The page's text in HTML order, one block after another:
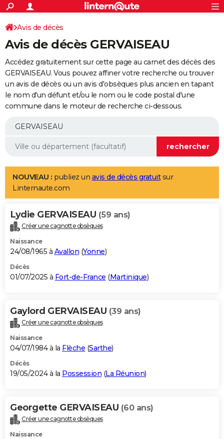
ACTUALITÉS
Politique
Société
Faits Divers
Education
Monde
Villes
+
SPORT
Coupe du monde 2026
Football
Tennis
Cyclisme
Rugby
Forum
Programme TV
TNT
Streaming
Cinéma
Sorties cinéma
Musique
+
FINANCE
Impôts
Immobilier
Risques naturels par ville
Banque
Assurance
Crédit
AUTO
Essais
Réserver un essai
Citadines
Berlines
SUV
Forum auto
+
Mobiles
Meilleur smartphone
Internet
Ordinateurs
Jeux vidéo
Guide high-tech
Aménagement intérieur
LIFESTYLE
Art de vivre
Bien-être
Loisirs
Mode
Modes de vie
Alimentation
Guide de la santé
Maladies
Médicaments
Sommeil
VOYAGE
Destinations
City break
Voyage nature
Voyage de noces
Forum
Climat
+PHOTO
GUIDES D'ACHAT
BONS PLANS
Carte de Noël
Carte Bonne année
Carte Saint-Valentin
Carte Pâques
Carte d'anniversaire
DICTIONNAIRE
Dictionnaire
Biographies
Citations
Expressions
Proverbes
PROGRAMME TV
S'inscrire
Se connecter
Lycées
Collèges
Primaires
Universités
Entreprises
Service militaire
Avis de recherche
AVIS DE DÉCÈS
Bricolage
Lifestyle
Culture
Sport
Auto
Television
Voyage
Cinema
Avis de décès
Avis de décès GERVAISEAU
Accédez gratuitement sur cette page au carnet des décès des
GERVAISEAU. Vous pouvez affiner votre recherche ou trouver
un avis de décès ou un avis d'obsèques plus ancien en tapant
le nom d'un défunt et/ou le nom ou le code postal d'une
commune dans le moteur de recherche ci-dessous.
NOUVEAU : publiez un avis de décès gratuitsur
Linternaute.com
Lydie GERVAISEAU (59 ans)
Créer une cagnotte obsèques
Naissance
24/08/1965 à Avallon (Yonne)
Décès
01/07/2025 à Fort-de-France (Martinique)
Gaylord GERVAISEAU (39 ans)
Créer une cagnotte obsèques
Naissance
04/07/1984 à la Flèche (Sarthe)
Décès
19/05/2024 à la Possession (La Réunion)
Georgette GERVAISEAU (60 ans)
Créer une cagnotte obsèques
Naissance